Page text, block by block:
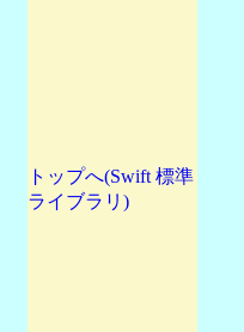
トップへ(Swift 標準
ライブラリ)